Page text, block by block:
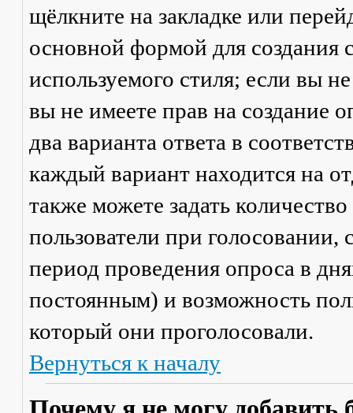
щёлкните на закладке или
основной формой для создания
используемого стиля; если вы
вы не имеете прав на создание
два варианта ответа в
каждый вариант находится на
также можете задать
пользователи при
период проведения опроса в
постоянным) и возможность
который они проголосовали.
Вернуться к началу